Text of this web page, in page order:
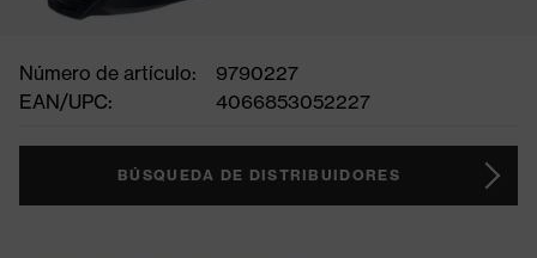
Número de artículo:
9790227
EAN/UPC:
4066853052227
BÚSQUEDA DE DISTRIBUIDORES